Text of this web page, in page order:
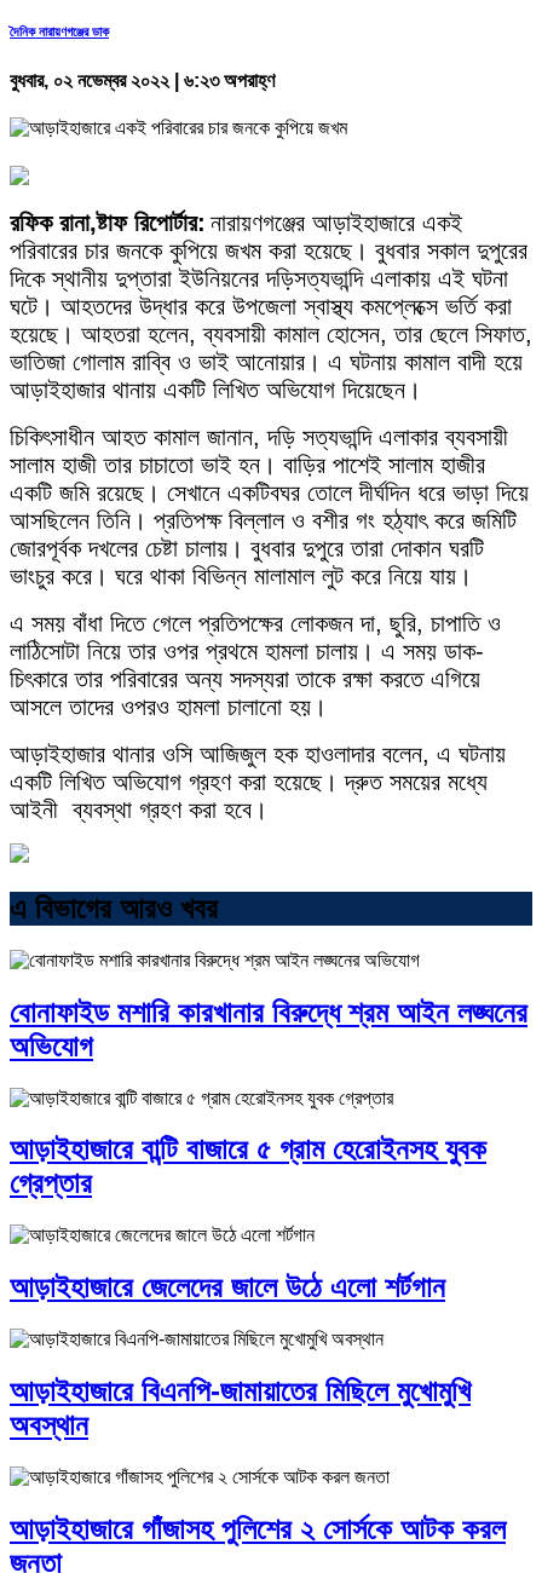
দৈনিক নারায়ণগঞ্জের ডাক
বুধবার, ০২ নভেম্বর ২০২২ | ৬:২৩ অপরাহ্ণ
রফিক রানা,ষ্টাফ রিপোর্টার: নারায়ণগঞ্জের আড়াইহাজারে একই
পরিবারের চার জনকে কুপিয়ে জখম করা হয়েছে। বুধবার সকাল দুপুরের
দিকে স্থানীয় দুপ্তারা ইউনিয়নের দড়িসত্যভান্দি এলাকায় এই ঘটনা
ঘটে। আহতদের উদ্ধার করে উপজেলা স্বাস্থ্য কমপ্লেক্সে ভর্তি করা
হয়েছে। আহতরা হলেন, ব্যবসায়ী কামাল হোসেন, তার ছেলে সিফাত,
ভাতিজা গোলাম রাব্বি ও ভাই আনোয়ার। এ ঘটনায় কামাল বাদী হয়ে
আড়াইহাজার থানায় একটি লিখিত অভিযোগ দিয়েছেন।
চিকিৎসাধীন আহত কামাল জানান, দড়ি সত্যভান্দি এলাকার ব্যবসায়ী
সালাম হাজী তার চাচাতো ভাই হন। বাড়ির পাশেই সালাম হাজীর
একটি জমি রয়েছে। সেখানে একটিবঘর তোলে দীর্ঘদিন ধরে ভাড়া দিয়ে
আসছিলেন তিনি। প্রতিপক্ষ বিল্লাল ও বশীর গং হঠ্যাৎ করে জমিটি
জোরপূর্বক দখলের চেষ্টা চালায়। বুধবার দুপুরে তারা দোকান ঘরটি
ভাংচুর করে। ঘরে থাকা বিভিন্ন মালামাল লুট করে নিয়ে যায়।
এ সময় বাঁধা দিতে গেলে প্রতিপক্ষের লোকজন দা, ছুরি, চাপাতি ও
লাঠিসোটা নিয়ে তার ওপর প্রথমে হামলা চালায়। এ সময় ডাক-
চিৎকারে তার পরিবারের অন্য সদস্যরা তাকে রক্ষা করতে এগিয়ে
আসলে তাদের ওপরও হামলা চালানো হয়।
আড়াইহাজার থানার ওসি আজিজুল হক হাওলাদার বলেন, এ ঘটনায়
একটি লিখিত অভিযোগ গ্রহণ করা হয়েছে। দ্রুত সময়ের মধ্যে
আইনী ব্যবস্থা গ্রহণ করা হবে।
এ বিভাগের আরও খবর
বোনাফাইড মশারি কারখানার বিরুদ্ধে শ্রম আইন লঙ্ঘনের
অভিযোগ
আড়াইহাজারে বান্টি বাজারে ৫ গ্রাম হেরোইনসহ যুবক
গ্রেপ্তার
আড়াইহাজারে জেলেদের জালে উঠে এলো শর্টগান
আড়াইহাজারে বিএনপি-জামায়াতের মিছিলে মুখোমুখি
অবস্থান
আড়াইহাজারে গাঁজাসহ পুলিশের ২ সোর্সকে আটক করল
জনতা